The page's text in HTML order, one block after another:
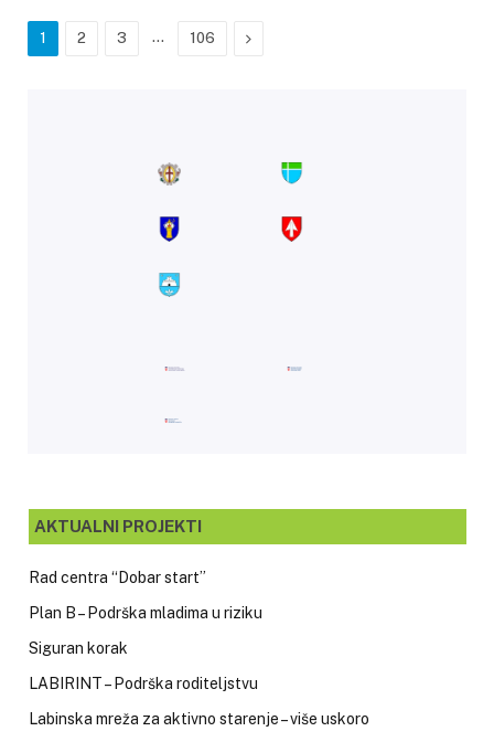
1 2 3 … 106 Next
AKTUALNI PROJEKTI
Rad centra “Dobar start”
Plan B – Podrška mladima u riziku
Siguran korak
LABIRINT – Podrška roditeljstvu
Labinska mreža za aktivno starenje – više uskoro